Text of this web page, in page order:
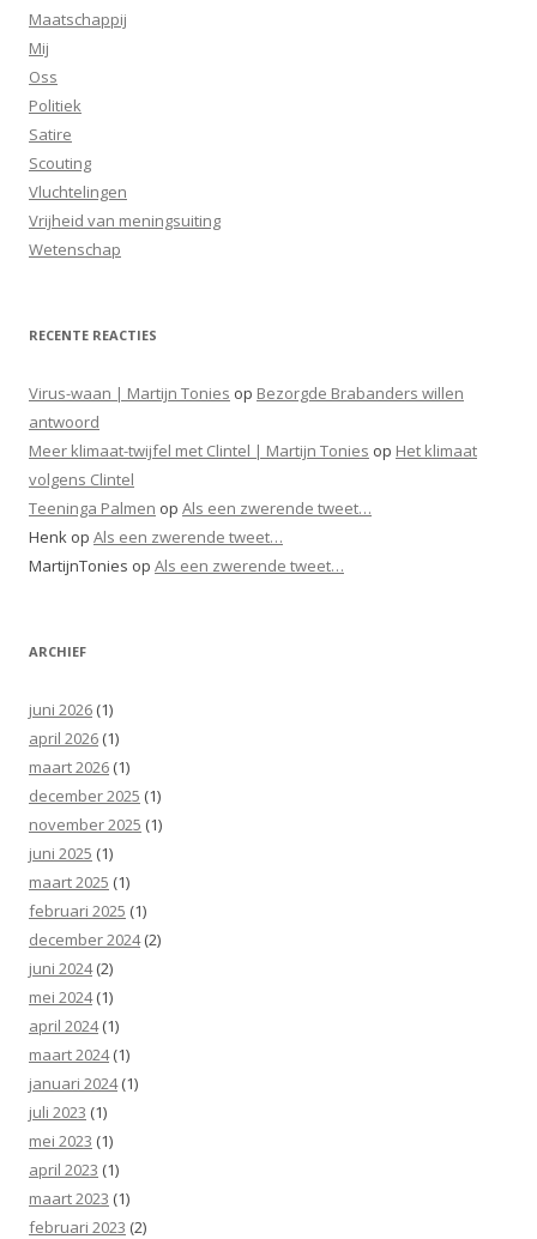
Maatschappij
Mij
Oss
Politiek
Satire
Scouting
Vluchtelingen
Vrijheid van meningsuiting
Wetenschap
RECENTE REACTIES
Virus-waan | Martijn Tonies op Bezorgde Brabanders willen
antwoord
Meer klimaat-twijfel met Clintel | Martijn Tonies op Het klimaat
volgens Clintel
Teeninga Palmen op Als een zwerende tweet…
Henk op Als een zwerende tweet…
MartijnTonies op Als een zwerende tweet…
ARCHIEF
juni 2026 (1)
april 2026 (1)
maart 2026 (1)
december 2025 (1)
november 2025 (1)
juni 2025 (1)
maart 2025 (1)
februari 2025 (1)
december 2024(2)
juni 2024(2)
mei 2024(1)
april 2024(1)
maart 2024(1)
januari 2024(1)
juli 2023 (1)
mei 2023 (1)
april 2023 (1)
maart 2023 (1)
februari 2023 (2)